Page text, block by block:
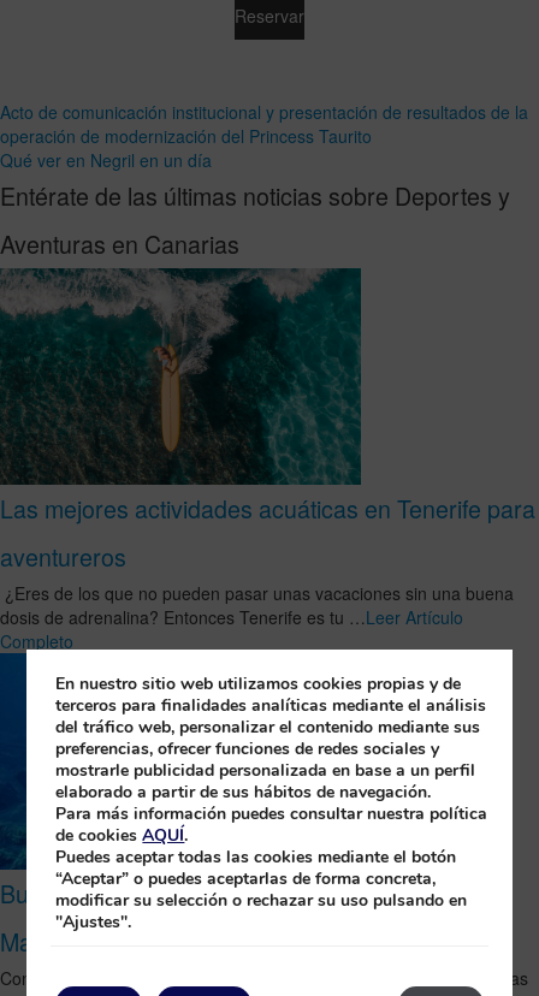
Reservar
Acto de comunicación institucional y presentación de resultados de la
operación de modernización del Princess Taurito
Qué ver en Negril en un día
Entérate de las últimas noticias sobre Deportes y
Aventuras en Canarias
Las mejores actividades acuáticas en Tenerife para
aventureros
¿Eres de los que no pueden pasar unas vacaciones sin una buena
dosis de adrenalina? Entonces Tenerife es tu …Leer Artículo
Completo
Bucea en La Palma y conoce las Cruces de
Malpique
Conoce la fascinante historia del cementerio hundido existente en las
En nuestro sitio web utilizamos cookies propias y de
terceros para finalidades analíticas mediante el análisis
del tráfico web, personalizar el contenido mediante sus
preferencias, ofrecer funciones de redes sociales y
mostrarle publicidad personalizada en base a un perfil
elaborado a partir de sus hábitos de navegación.
Para más información puedes consultar nuestra política
de cookiesAQUÍ.
Puedes aceptar todas las cookies mediante el botón
“Aceptar” o puedes aceptarlas de forma concreta,
modificar su selección o rechazar su uso pulsando en
"Ajustes".